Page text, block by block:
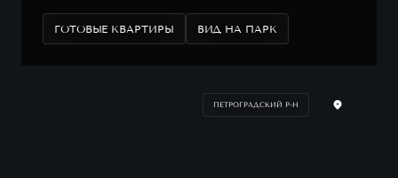
ГОТОВЫЕ КВАРТИРЫ ВИД НА ПАРК
ПЕТРОГРАДСКИЙ Р-Н